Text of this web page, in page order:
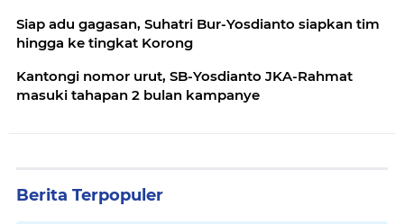
Siap adu gagasan, Suhatri Bur-Yosdianto siapkan tim
hingga ke tingkat Korong
Kantongi nomor urut, SB-Yosdianto JKA-Rahmat
masuki tahapan 2 bulan kampanye
Berita Terpopuler